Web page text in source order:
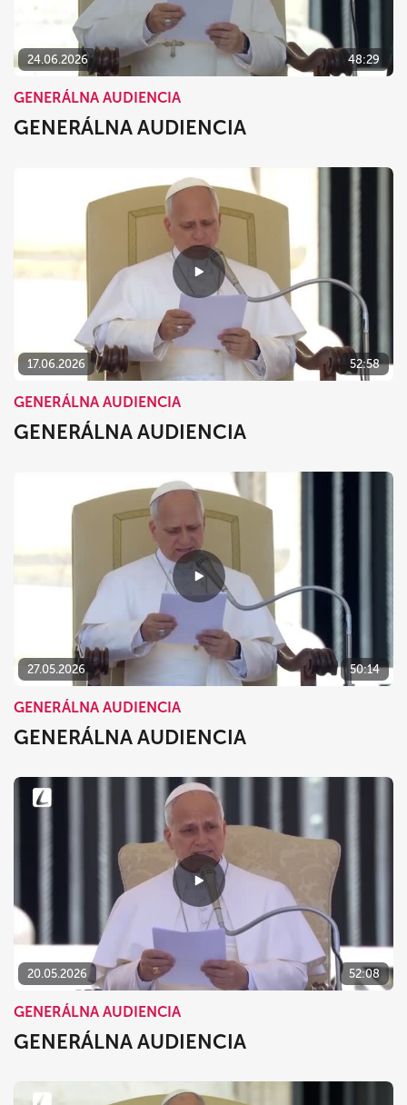
24.06.2026 48:29
GENERÁLNA AUDIENCIA
GENERÁLNA AUDIENCIA
17.06.2026 52:58
GENERÁLNA AUDIENCIA
GENERÁLNA AUDIENCIA
27.05.2026 50:14
GENERÁLNA AUDIENCIA
GENERÁLNA AUDIENCIA
20.05.2026 52:08
GENERÁLNA AUDIENCIA
GENERÁLNA AUDIENCIA